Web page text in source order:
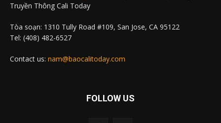
Truyền Thông Cali Today
Tòa soạn: 1310 Tully Road #109, San Jose, CA 95122
Tel: (408) 482-6527
Contact us: nam@baocalitoday.com
FOLLOW US